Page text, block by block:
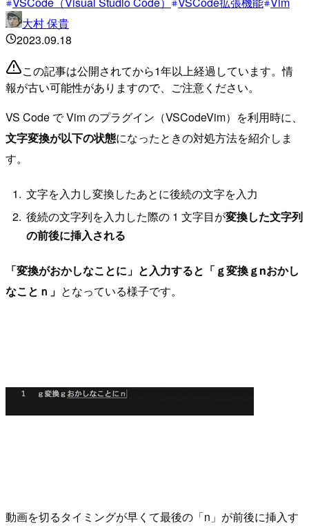
大村 保貴
2023.09.18
この記事は公開されてから1年以上経過しています。情
報が古い可能性がありますので、ご注意ください。
VS Code で Vim のプラグイン（VSCodeVim）を利用時に、
文字変換が以下の状態になったときの対処方法を紹介しま
す。
文字を入力し変換したあとに後続の文字を入力
後続の文字列を入力した際の 1 文字目が変換した文字列
の前後に挿入される
「変換がおかしなことに」と入力すると「ｇ変換ｇnおかし
なことｎ」 となっている様子です。
動画を切るタイミングが早くて最後の「n」が前後に挿入す